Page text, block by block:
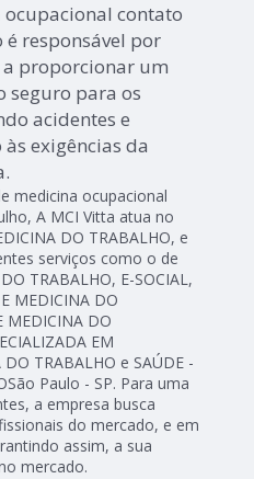
contato
é responsável por
proporcionar um
seguro para os
acidentes e
exigências da
medicina ocupacional
A MCI Vitta atua no
DO TRABALHO, e
serviços como o de
TRABALHO, E-SOCIAL,
MEDICINA DO
MEDICINA DO
EM
DO TRABALHO e SAÚDE -
Paulo - SP. Para uma
a empresa busca
do mercado, e em
assim, a sua
mercado.